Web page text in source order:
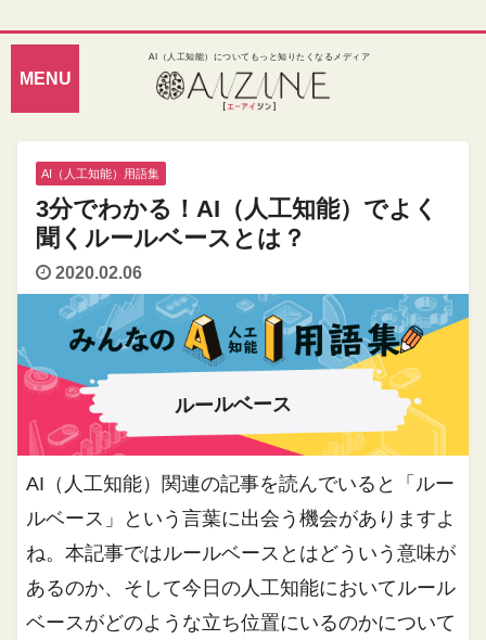
AI（人工知能）についてもっと知りたくなるメディア
AI（人工知能）用語集
3分でわかる！AI（人工知能）でよく
聞くルールベースとは？
2020.02.06
ルールベース
AI（人工知能）関連の記事を読んでいると「ルー
ルベース」という言葉に出会う機会がありますよ
ね。本記事ではルールベースとはどういう意味が
あるのか、そして今日の人工知能においてルール
ベースがどのような立ち位置にいるのかについて